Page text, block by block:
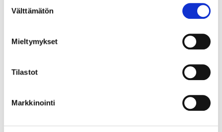
valinta
Välttämätön
Mieltymykset
Tilastot
Markkinointi
Other